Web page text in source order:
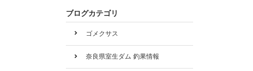
ブログカテゴリ
ゴメクサス
奈良県室生ダム 釣果情報